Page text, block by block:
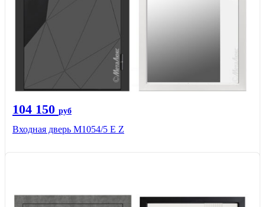
104 150 руб
Входная дверь М1054/5 Е Z